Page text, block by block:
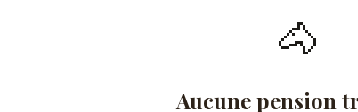
🐴
Aucune pension